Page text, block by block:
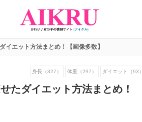
イエット方法まとめ！【画像多数】
身長（327） 体重（297） ダイエット（93）
たダイエット方法まとめ！